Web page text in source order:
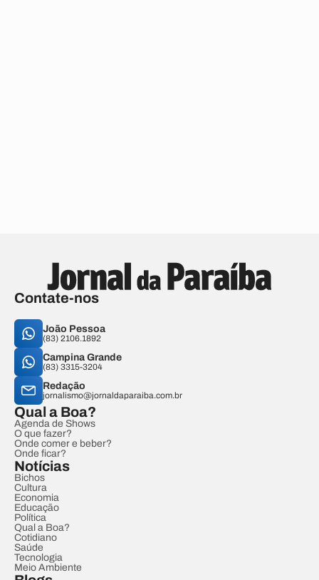
Contate-nos
João Pessoa
(83) 2106.1892
Campina Grande
(83) 3315-3204
Redação
jornalismo@jornaldaparaiba.com.br
Qual a Boa?
Agenda de Shows
O que fazer?
Onde comer e beber?
Onde ficar?
Notícias
Bichos
Cultura
Economia
Educação
Política
Qual a Boa?
Cotidiano
Saúde
Tecnologia
Meio Ambiente